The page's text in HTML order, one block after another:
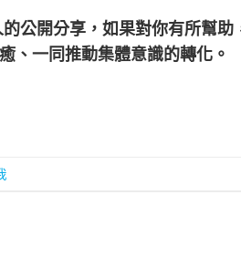
公開分享，如果對你有所幫
、一同推動集體意識的轉化。